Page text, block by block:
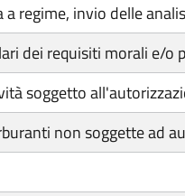
regime, invio delle
dei requisiti morali e/o
soggetto
non soggette ad